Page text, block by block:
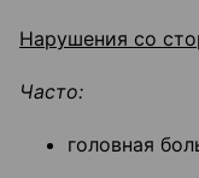
Нарушения со
Часто:
головная